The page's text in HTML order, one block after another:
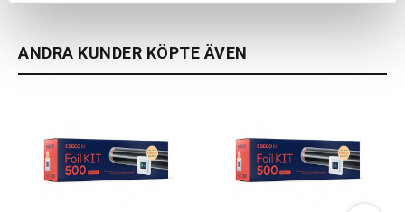
ANDRA KUNDER KÖPTE ÄVEN